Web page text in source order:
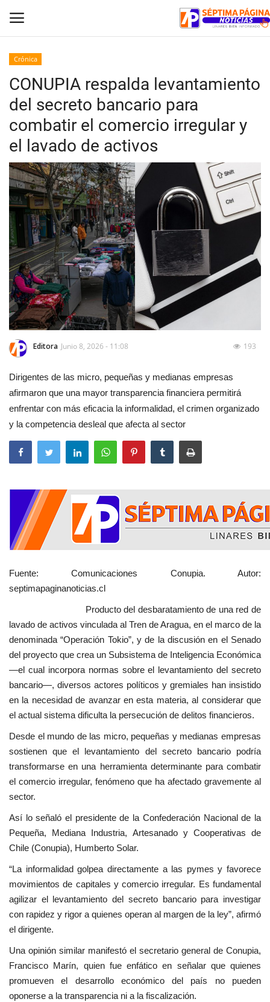
Inicio
Crónica
Policial
Tribunales
Deporte
Política
Espectáculos
Crónica
CONUPIA respalda levantamiento
del secreto bancario para
combatir el comercio irregular y
el lavado de activos
Editora Junio 8, 2026 - 11:08 193
Dirigentes de las micro, pequeñas y medianas empresas
afirmaron que una mayor transparencia financiera permitirá
enfrentar con más eficacia la informalidad, el crimen organizado
y la competencia desleal que afecta al sector
Fuente: Comunicaciones Conupia. Autor:
septimapaginanoticias.cl
Producto del desbaratamiento de una red de
lavado de activos vinculada al Tren de Aragua, en el marco de la
denominada “Operación Tokio”, y de la discusión en el Senado
del proyecto que crea un Subsistema de Inteligencia Económica
—el cual incorpora normas sobre el levantamiento del secreto
bancario—, diversos actores políticos y gremiales han insistido
en la necesidad de avanzar en esta materia, al considerar que
el actual sistema dificulta la persecución de delitos financieros.
Desde el mundo de las micro, pequeñas y medianas empresas
sostienen que el levantamiento del secreto bancario podría
transformarse en una herramienta determinante para combatir
el comercio irregular, fenómeno que ha afectado gravemente al
sector.
Así lo señaló el presidente de la Confederación Nacional de la
Pequeña, Mediana Industria, Artesanado y Cooperativas de
Chile (Conupia), Humberto Solar.
“La informalidad golpea directamente a las pymes y favorece
movimientos de capitales y comercio irregular. Es fundamental
agilizar el levantamiento del secreto bancario para investigar
con rapidez y rigor a quienes operan al margen de la ley”, afirmó
el dirigente.
Una opinión similar manifestó el secretario general de Conupia,
Francisco Marín, quien fue enfático en señalar que quienes
promueven el desarrollo económico del país no pueden
oponerse a la transparencia ni a la fiscalización.